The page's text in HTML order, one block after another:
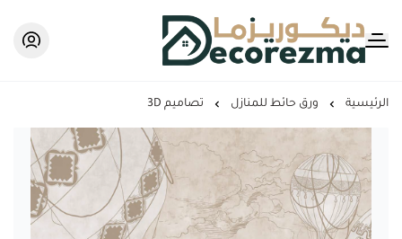
Decorezma
الرئيسية ورق حائط للمنازل تصاميم 3D